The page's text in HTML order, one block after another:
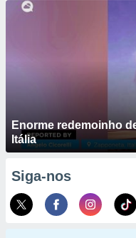
Enorme redemoinho
Itália
Siga-nos